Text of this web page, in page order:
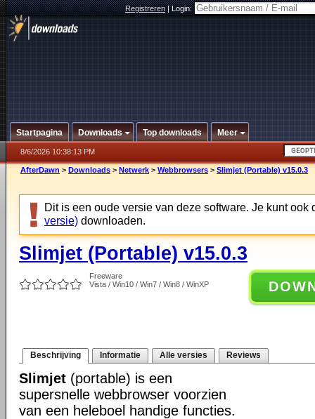
Registreren|Login:
Startpagina Downloads Top downloads Meer
8/6/2026 10:38:13 PM
AfterDawn > Downloads > Netwerk > Webbrowsers > Slimjet (Portable) v15.0.3
Dit is een oude versie van deze software. Je kunt ook
versie) downloaden.
Slimjet (Portable) v15.0.3
Freeware
Vista / Win10 / Win7 / Win8 / WinXP
Beschrijving Informatie Alle versies Reviews
Slimjet (portable) is een
supersnelle webbrowser voorzien
van een heleboel handige functies.